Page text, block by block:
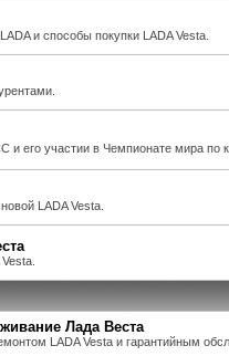
и способы покупки LADA Vesta.
и его участии в Чемпионате мира по
LADA Vesta.
Лада Веста
LADA Vesta и гарантийным